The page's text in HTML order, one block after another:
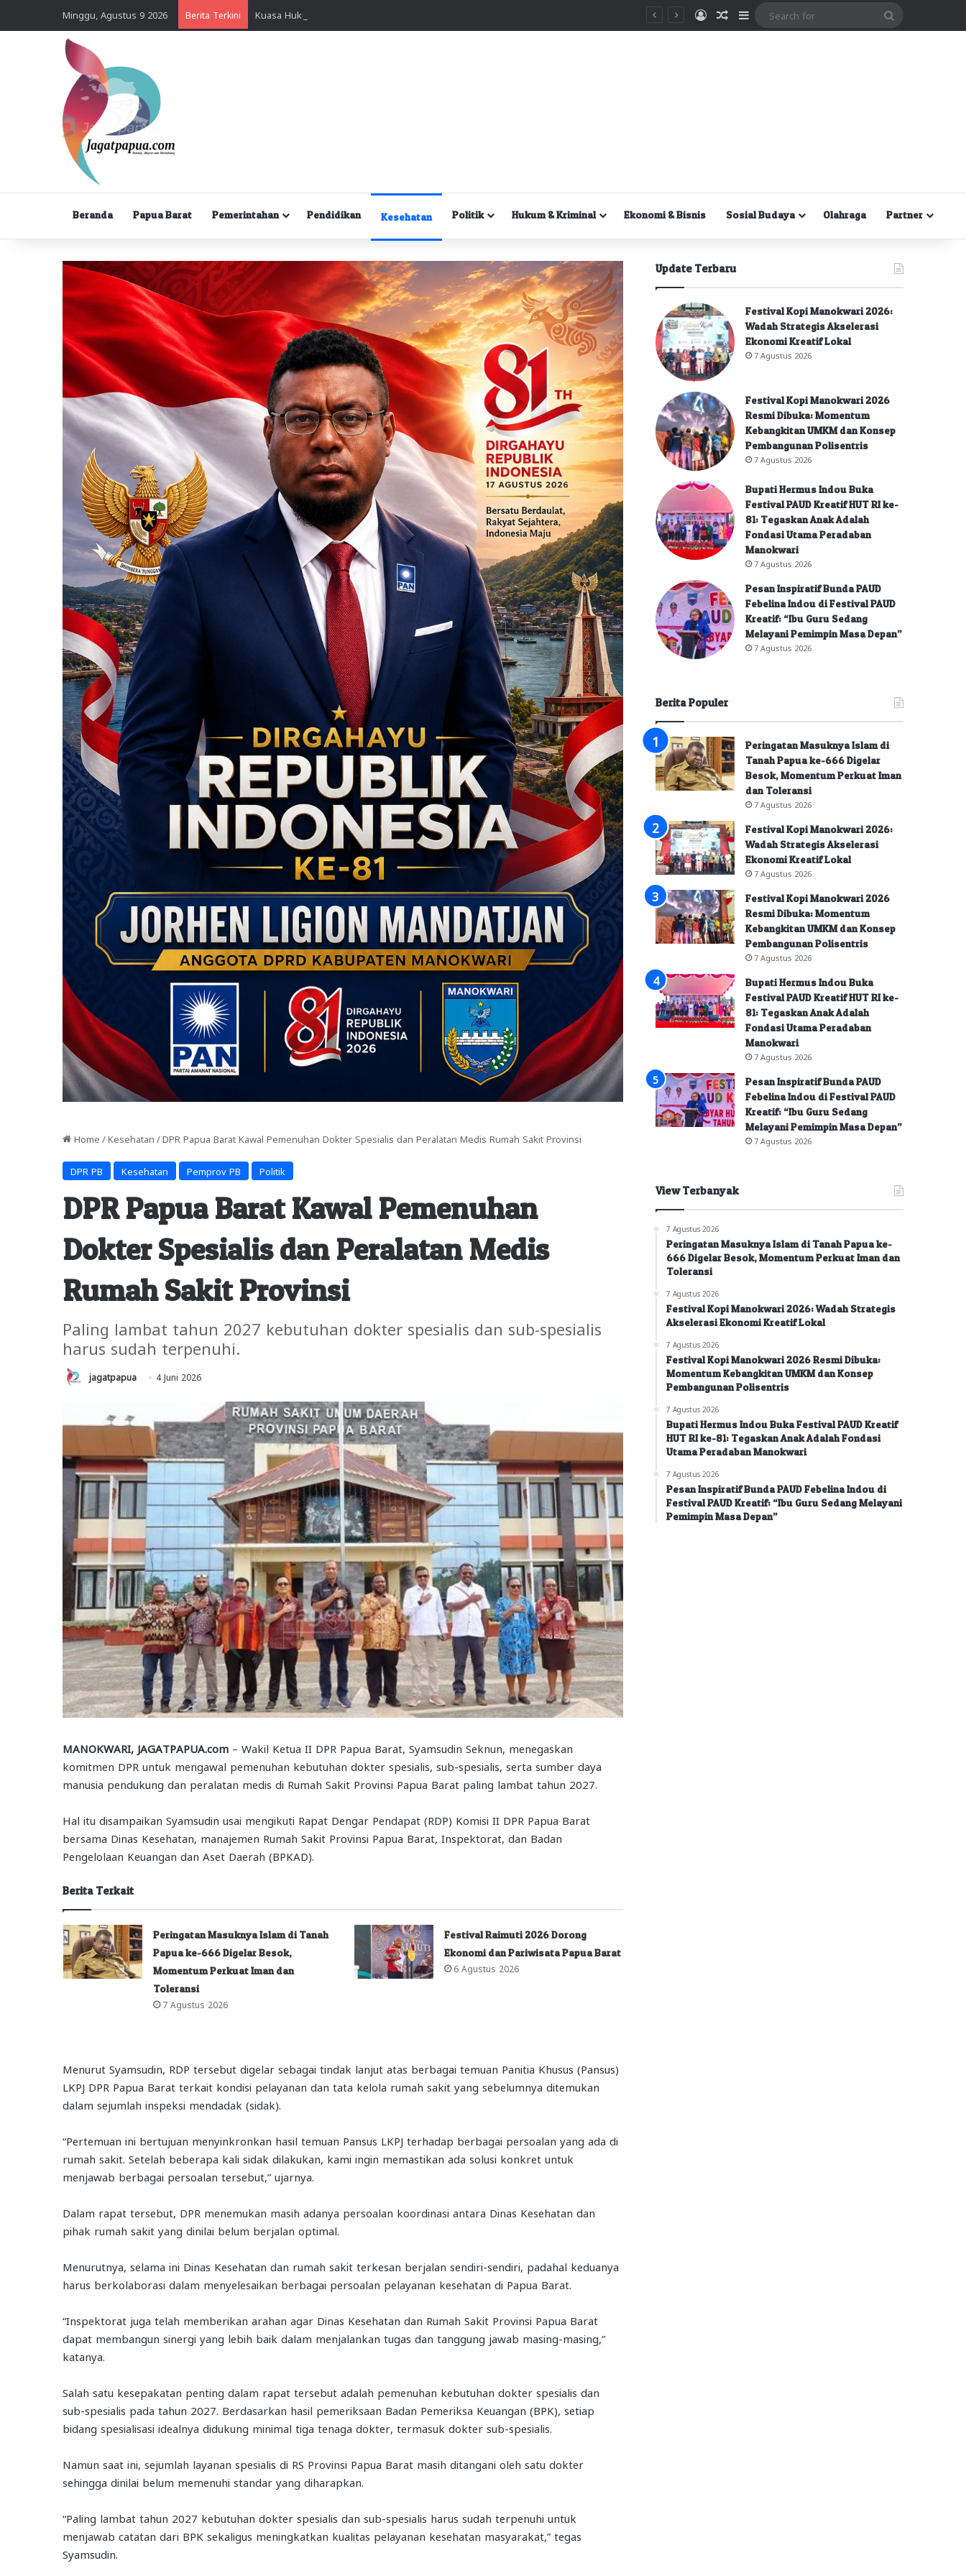
Minggu, Agustus 9 2026 Berita Terkini MasukRandom Article
Sidebar
Beranda Papua Barat Pemerintahan Pendidikan Kesehatan Politik Hukum & Kriminal Ekonomi & Bisnis Sosial Budaya Olahraga Partner
Home / Kesehatan / DPR Papua Barat Kawal Pemenuhan Dokter Spesialis dan Peralatan Medis Rumah Sakit Provinsi
DPR PB Kesehatan Pemprov PB Politik
DPR Papua Barat Kawal Pemenuhan
Dokter Spesialis dan Peralatan Medis
Rumah Sakit Provinsi
Paling lambat tahun 2027 kebutuhan dokter spesialis dan sub-spesialis
harus sudah terpenuhi.
jagatpapua 4 Juni 2026
MANOKWARI, JAGATPAPUA.com – Wakil Ketua II DPR Papua Barat, Syamsudin Seknun, menegaskan
komitmen DPR untuk mengawal pemenuhan kebutuhan dokter spesialis, sub-spesialis, serta sumber daya
manusia pendukung dan peralatan medis di Rumah Sakit Provinsi Papua Barat paling lambat tahun 2027.
Hal itu disampaikan Syamsudin usai mengikuti Rapat Dengar Pendapat (RDP) Komisi II DPR Papua Barat
bersama Dinas Kesehatan, manajemen Rumah Sakit Provinsi Papua Barat, Inspektorat, dan Badan
Pengelolaan Keuangan dan Aset Daerah (BPKAD).
Berita Terkait
Peringatan Masuknya Islam di Tanah
Papua ke-666 Digelar Besok,
Momentum Perkuat Iman dan
Toleransi
7 Agustus 2026
Festival Raimuti 2026 Dorong
Ekonomi dan Pariwisata Papua Barat
6 Agustus 2026
Menurut Syamsudin, RDP tersebut digelar sebagai tindak lanjut atas berbagai temuan Panitia Khusus (Pansus)
LKPJ DPR Papua Barat terkait kondisi pelayanan dan tata kelola rumah sakit yang sebelumnya ditemukan
dalam sejumlah inspeksi mendadak (sidak).
“Pertemuan ini bertujuan menyinkronkan hasil temuan Pansus LKPJ terhadap berbagai persoalan yang ada di
rumah sakit. Setelah beberapa kali sidak dilakukan, kami ingin memastikan ada solusi konkret untuk
menjawab berbagai persoalan tersebut,” ujarnya.
Dalam rapat tersebut, DPR menemukan masih adanya persoalan koordinasi antara Dinas Kesehatan dan
pihak rumah sakit yang dinilai belum berjalan optimal.
Menurutnya, selama ini Dinas Kesehatan dan rumah sakit terkesan berjalan sendiri-sendiri, padahal keduanya
harus berkolaborasi dalam menyelesaikan berbagai persoalan pelayanan kesehatan di Papua Barat.
“Inspektorat juga telah memberikan arahan agar Dinas Kesehatan dan Rumah Sakit Provinsi Papua Barat
dapat membangun sinergi yang lebih baik dalam menjalankan tugas dan tanggung jawab masing-masing,”
katanya.
Salah satu kesepakatan penting dalam rapat tersebut adalah pemenuhan kebutuhan dokter spesialis dan
sub-spesialis pada tahun 2027. Berdasarkan hasil pemeriksaan Badan Pemeriksa Keuangan (BPK), setiap
bidang spesialisasi idealnya didukung minimal tiga tenaga dokter, termasuk dokter sub-spesialis.
Namun saat ini, sejumlah layanan spesialis di RS Provinsi Papua Barat masih ditangani oleh satu dokter
sehingga dinilai belum memenuhi standar yang diharapkan.
“Paling lambat tahun 2027 kebutuhan dokter spesialis dan sub-spesialis harus sudah terpenuhi untuk
menjawab catatan dari BPK sekaligus meningkatkan kualitas pelayanan kesehatan masyarakat,” tegas
Syamsudin.
Update Terbaru
Festival Kopi Manokwari 2026:
Wadah Strategis Akselerasi
Ekonomi Kreatif Lokal
7 Agustus 2026
Festival Kopi Manokwari 2026
Resmi Dibuka: Momentum
Kebangkitan UMKM dan Konsep
Pembangunan Polisentris
7 Agustus 2026
Bupati Hermus Indou Buka
Festival PAUD Kreatif HUT RI ke-
81: Tegaskan Anak Adalah
Fondasi Utama Peradaban
Manokwari
7 Agustus 2026
Pesan Inspiratif Bunda PAUD
Febelina Indou di Festival PAUD
Kreatif: “Ibu Guru Sedang
Melayani Pemimpin Masa Depan”
7 Agustus 2026
Berita Populer
Peringatan Masuknya Islam di
Tanah Papua ke-666 Digelar
Besok, Momentum Perkuat Iman
dan Toleransi
7 Agustus 2026
Festival Kopi Manokwari 2026:
Wadah Strategis Akselerasi
Ekonomi Kreatif Lokal
7 Agustus 2026
Festival Kopi Manokwari 2026
Resmi Dibuka: Momentum
Kebangkitan UMKM dan Konsep
Pembangunan Polisentris
7 Agustus 2026
Bupati Hermus Indou Buka
Festival PAUD Kreatif HUT RI ke-
81: Tegaskan Anak Adalah
Fondasi Utama Peradaban
Manokwari
7 Agustus 2026
Pesan Inspiratif Bunda PAUD
Febelina Indou di Festival PAUD
Kreatif: “Ibu Guru Sedang
Melayani Pemimpin Masa Depan”
7 Agustus 2026
View Terbanyak
7 Agustus 2026
Peringatan Masuknya Islam di Tanah Papua ke-
666 Digelar Besok, Momentum Perkuat Iman dan
Toleransi
7 Agustus 2026
Festival Kopi Manokwari 2026: Wadah Strategis
Akselerasi Ekonomi Kreatif Lokal
7 Agustus 2026
Festival Kopi Manokwari 2026 Resmi Dibuka:
Momentum Kebangkitan UMKM dan Konsep
Pembangunan Polisentris
7 Agustus 2026
Bupati Hermus Indou Buka Festival PAUD Kreatif
HUT RI ke-81: Tegaskan Anak Adalah Fondasi
Utama Peradaban Manokwari
7 Agustus 2026
Pesan Inspiratif Bunda PAUD Febelina Indou di
Festival PAUD Kreatif: “Ibu Guru Sedang Melayani
Pemimpin Masa Depan”